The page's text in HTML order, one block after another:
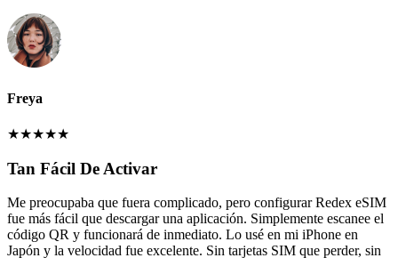
Freya
★★★★★
Tan Fácil De Activar
Me preocupaba que fuera complicado, pero configurar Redex eSIM
fue más fácil que descargar una aplicación. Simplemente escanee el
código QR y funcionará de inmediato. Lo usé en mi iPhone en
Japón y la velocidad fue excelente. Sin tarjetas SIM que perder, sin